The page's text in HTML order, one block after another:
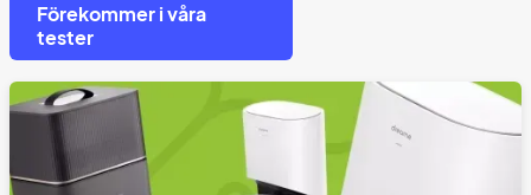
Förekommer i våra
tester